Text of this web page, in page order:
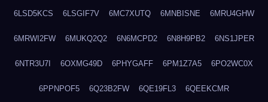
6LSD5KCS 6LSGIF7V 6MC7XUTQ 6MNBISNE 6MRU4GHW
6MRWI2FW 6MUKQ2Q2 6N6MCPD2 6N8H9PB2 6NS1JPER
6NTR3U7I 6OXMG49D 6PHYGAFF 6PM1Z7A5 6PO2WC0X
6PPNPOF5 6Q23B2FW 6QE19FL3 6QEEKCMR